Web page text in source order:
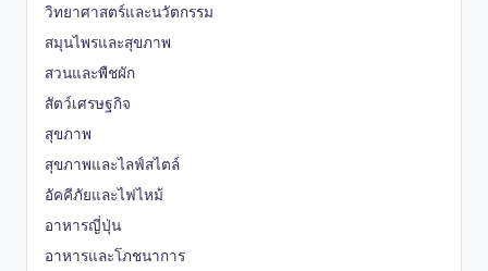
วิทยาศาสตร์และนวัตกรรม
สมุนไพรและสุขภาพ
สวนและพืชผัก
สัตว์เศรษฐกิจ
สุขภาพ
สุขภาพและไลฟ์สไตล์
อัคคีภัยและไฟไหม้
อาหารญี่ปุ่น
อาหารและโภชนาการ